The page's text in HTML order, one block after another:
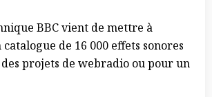
BBC vient de mettre à
de 16 000 effets sonores
projets de webradio ou pour un